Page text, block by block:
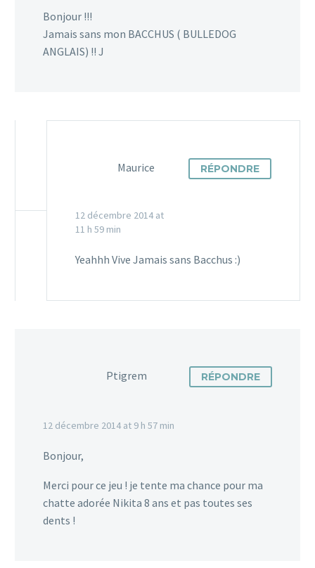
Bonjour !!!
Jamais sans mon BACCHUS ( BULLEDOG
ANGLAIS) !! J
Maurice
12 décembre 2014 at
11 h 59 min
RÉPONDRE
Yeahhh Vive Jamais sans Bacchus :)
Ptigrem
12 décembre 2014 at 9 h 57 min
RÉPONDRE
Bonjour,
Merci pour ce jeu ! je tente ma chance pour ma
chatte adorée Nikita 8 ans et pas toutes ses
dents !